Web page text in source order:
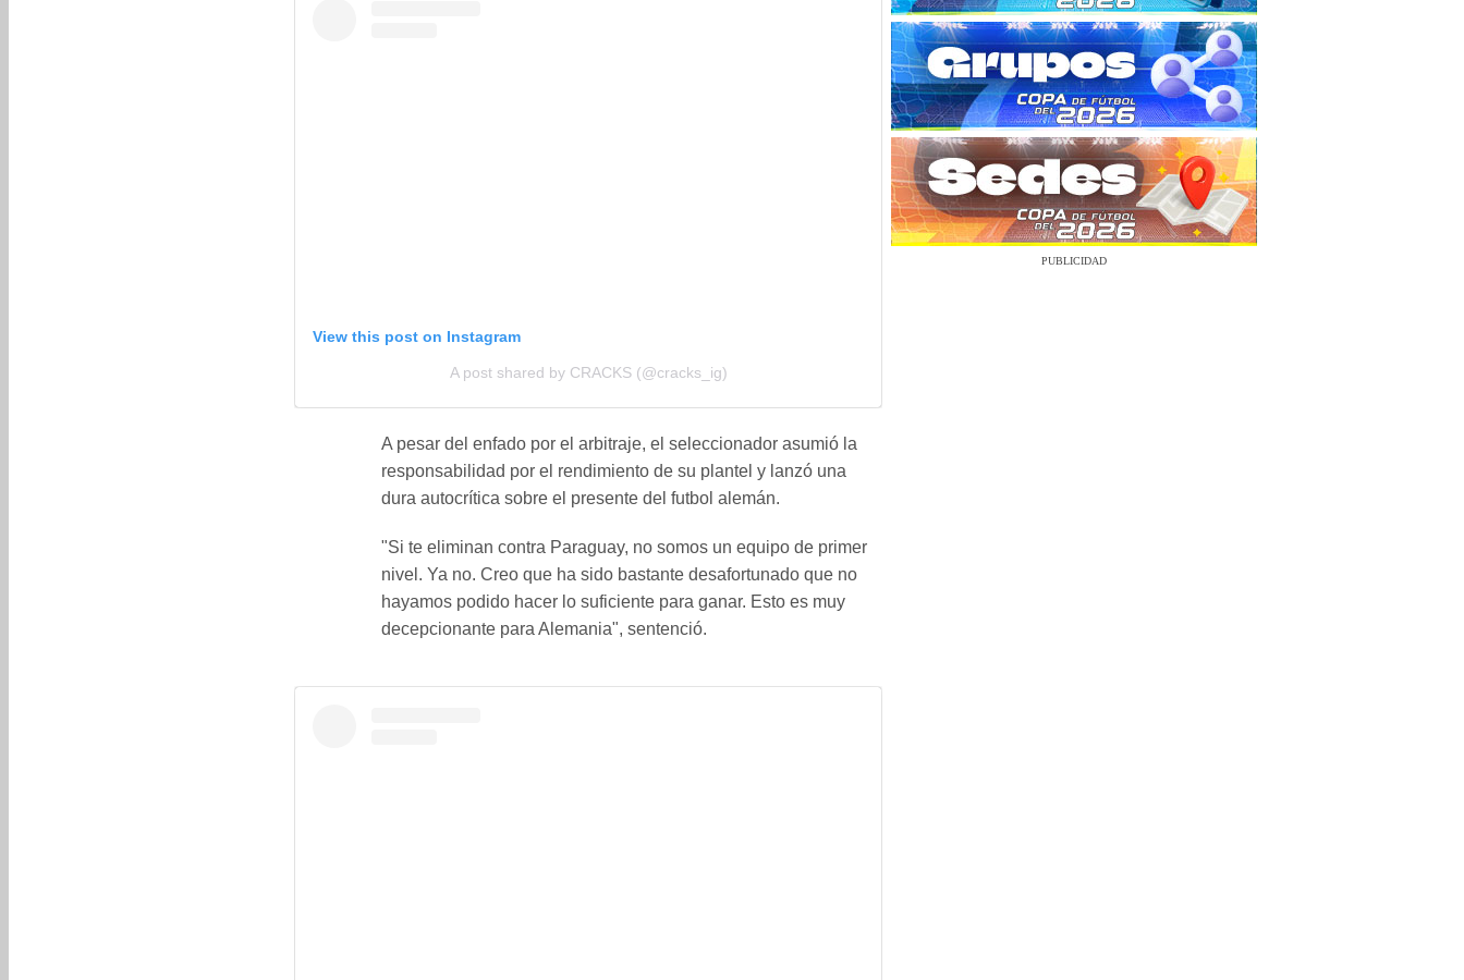
View this post on Instagram
A post shared by CRACKS (@cracks_ig)
A pesar del enfado por el arbitraje, el seleccionador asumió la
responsabilidad por el rendimiento de su plantel y lanzó una
dura autocrítica sobre el presente del futbol alemán.
"Si te eliminan contra Paraguay, no somos un equipo de primer
nivel. Ya no. Creo que ha sido bastante desafortunado que no
hayamos podido hacer lo suficiente para ganar. Esto es muy
decepcionante para Alemania", sentenció.
PUBLICIDAD